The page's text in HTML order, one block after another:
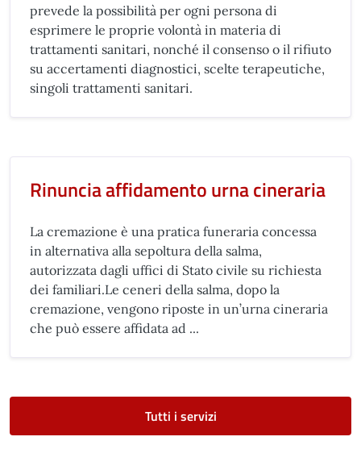
prevede la possibilità per ogni persona di
esprimere le proprie volontà in materia di
trattamenti sanitari, nonché il consenso o il rifiuto
su accertamenti diagnostici, scelte terapeutiche,
singoli trattamenti sanitari.
Rinuncia affidamento urna cineraria
La cremazione è una pratica funeraria concessa
in alternativa alla sepoltura della salma,
autorizzata dagli uffici di Stato civile su richiesta
dei familiari.Le ceneri della salma, dopo la
cremazione, vengono riposte in un’urna cineraria
che può essere affidata ad ...
Tutti i servizi